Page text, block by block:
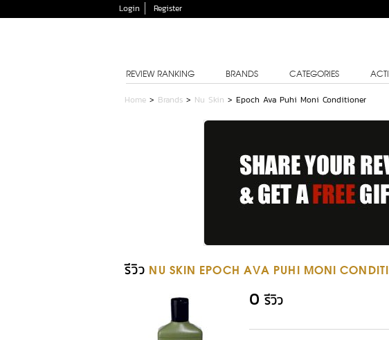
Login Register
REVIEW RANKING BRANDS CATEGORIES
Home > Brands > Nu Skin > Epoch Ava Puhi Moni Conditioner
รีวิว NU SKIN EPOCH AVA PUHI MONI
0 รีวิว